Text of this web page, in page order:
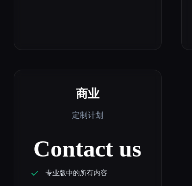
商业
定制计划
Contact us
专业版中的所有内容